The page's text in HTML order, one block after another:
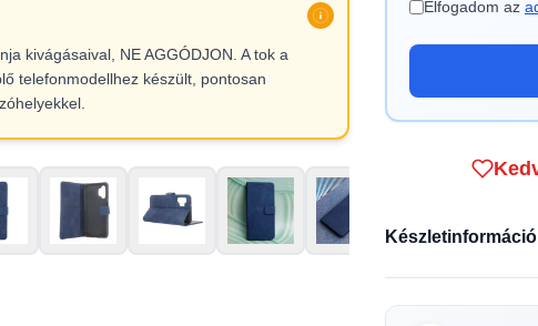
kivágásaival, NE AGGÓDJON. A tok a
telefonmodellhez készült, pontosan
Elfogadom az
Készletinformáció